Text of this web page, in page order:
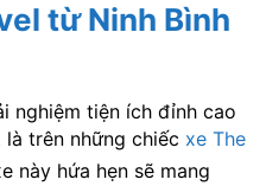
từ Ninh Bình
nghiệm tiện ích đỉnh cao
trên những chiếc xe The
này hứa hẹn sẽ mang